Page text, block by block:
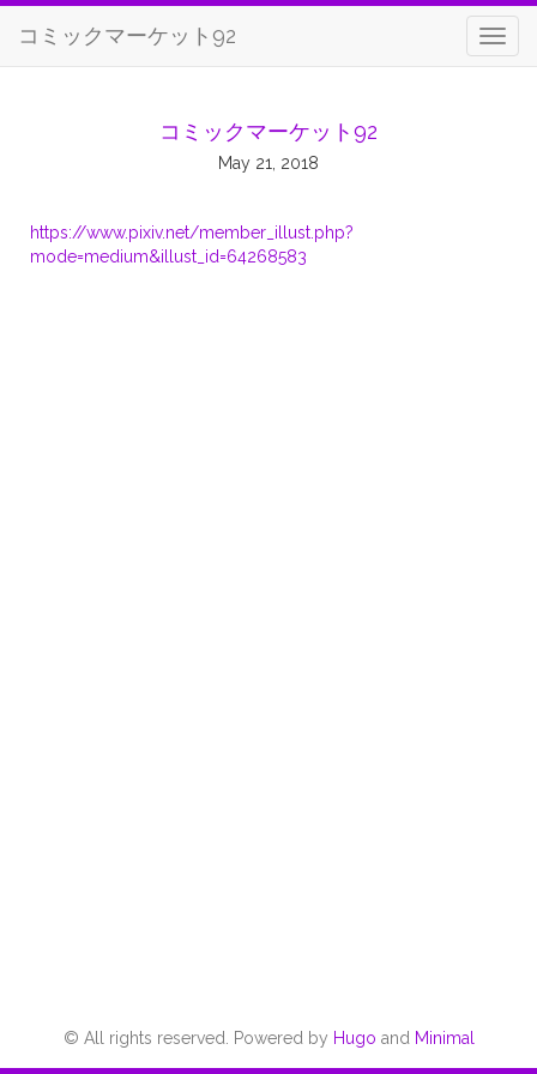
コミックマーケット92
コミックマーケット92
May 21, 2018
https://www.pixiv.net/member_illust.php?
mode=medium&illust_id=64268583
© All rights reserved. Powered by Hugo and Minimal